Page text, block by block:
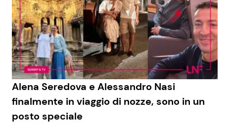
Alena Seredova e Alessandro Nasi
finalmente in viaggio di nozze, sono in un
posto speciale